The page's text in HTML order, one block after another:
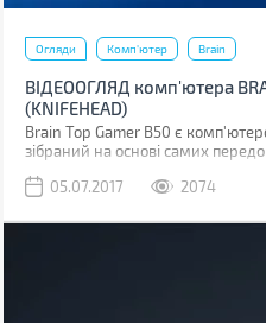
Огляди Комп'ютер Brain
ВІДЕООГЛЯД комп'ютера
(KNIFEHEAD)
Brain Top Gamer B50 є
зібраний на основі самих
05.07.2017
2074